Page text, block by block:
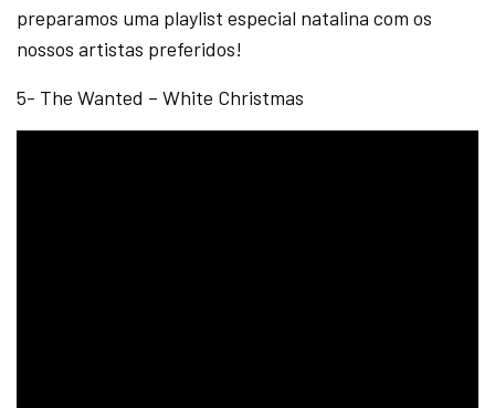
preparamos uma playlist especial natalina com os
nossos artistas preferidos!
5- The Wanted – White Christmas